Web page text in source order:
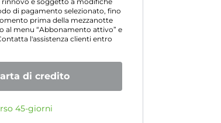
rinnovo è soggetto a modifiche
di pagamento selezionato, fino
prima della mezzanotte
al menu “Abbonamento attivo” e
l'assistenza clienti entro
di credito
45-giorni